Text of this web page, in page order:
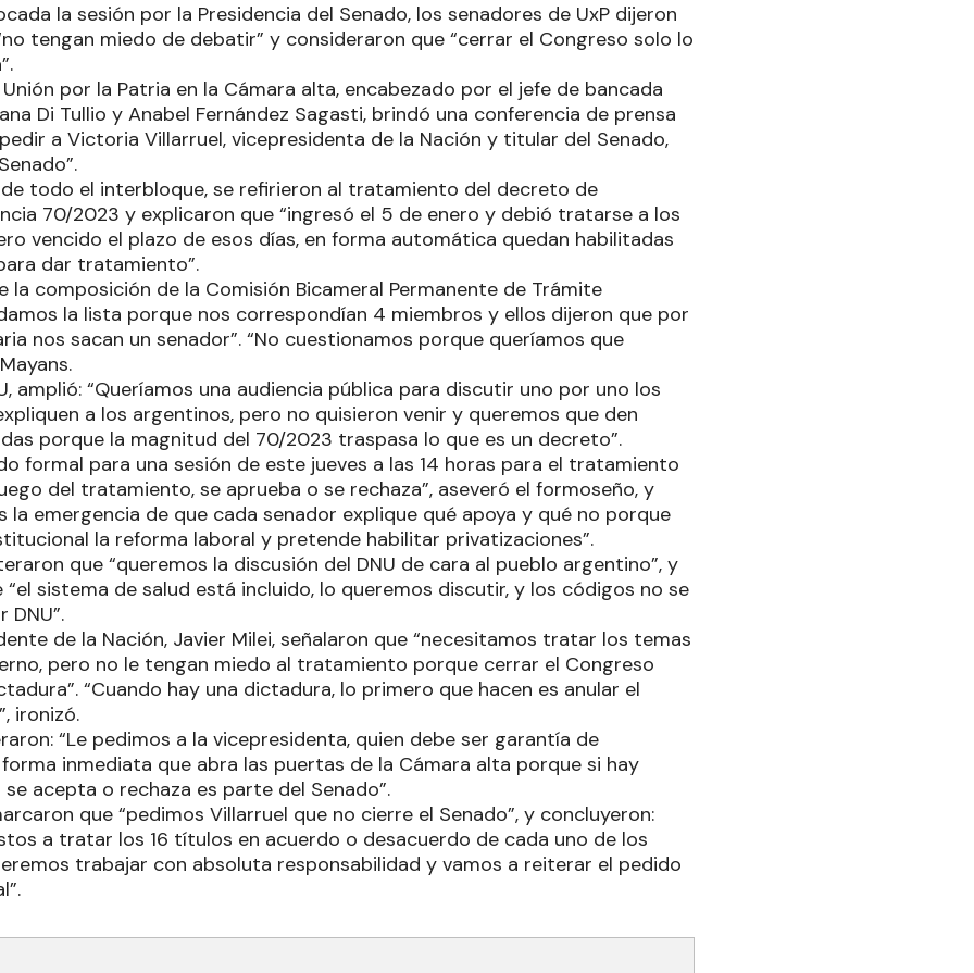
la sesión por la Presidencia del Senado, los senadores de UxP dijeron
tengan miedo de debatir” y consideraron que “cerrar el Congreso solo lo
por la Patria en la Cámara alta, encabezado por el jefe de bancada
Di Tullio y Anabel Fernández Sagasti, brindó una conferencia de prensa
a Victoria Villarruel, vicepresidenta de la Nación y titular del Senado,
todo el interbloque, se refirieron al tratamiento del decreto de
70/2023 y explicaron que “ingresó el 5 de enero y debió tratarse a los
vencido el plazo de esos días, en forma automática quedan habilitadas
dar tratamiento”.
la composición de la Comisión Bicameral Permanente de Trámite
la lista porque nos correspondían 4 miembros y ellos dijeron que por
nos sacan un senador”. “No cuestionamos porque queríamos que
amplió: “Queríamos una audiencia pública para discutir uno por uno los
a los argentinos, pero no quisieron venir y queremos que den
porque la magnitud del 70/2023 traspasa lo que es un decreto”.
formal para una sesión de este jueves a las 14 horas para el tratamiento
del tratamiento, se aprueba o se rechaza”, aseveró el formoseño, y
la emergencia de que cada senador explique qué apoya y qué no porque
la reforma laboral y pretende habilitar privatizaciones”.
que “queremos la discusión del DNU de cara al pueblo argentino”, y
sistema de salud está incluido, lo queremos discutir, y los códigos no se
de la Nación, Javier Milei, señalaron que “necesitamos tratar los temas
pero no le tengan miedo al tratamiento porque cerrar el Congreso
“Cuando hay una dictadura, lo primero que hacen es anular el
ironizó.
“Le pedimos a la vicepresidenta, quien debe ser garantía de
inmediata que abra las puertas de la Cámara alta porque si hay
acepta o rechaza es parte del Senado”.
que “pedimos Villarruel que no cierre el Senado”, y concluyeron:
a tratar los 16 títulos en acuerdo o desacuerdo de cada uno de los
trabajar con absoluta responsabilidad y vamos a reiterar el pedido